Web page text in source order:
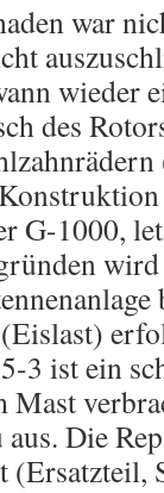
war
wieder
des
G-1000,
3 ist ein
Mast
aus. Die
(Ersatzteil,